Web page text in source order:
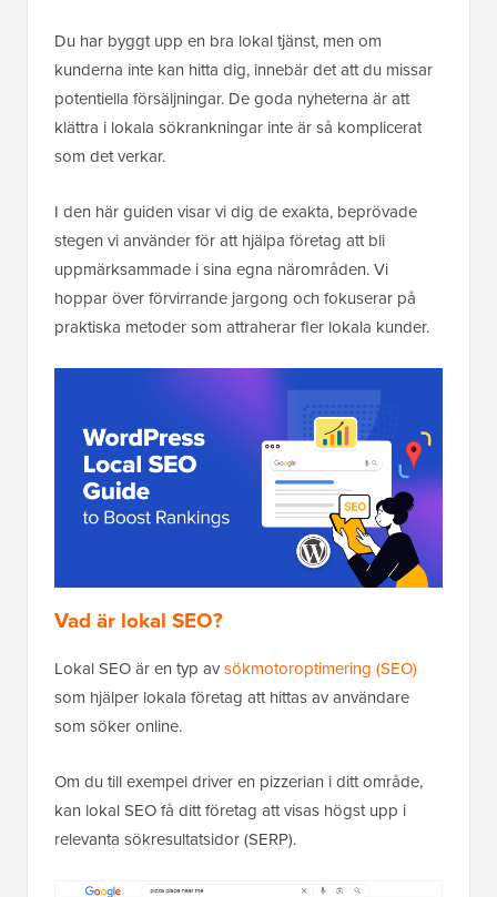
Du har byggt upp en bra lokal tjänst, men om
kunderna inte kan hitta dig, innebär det att du missar
potentiella försäljningar. De goda nyheterna är att
klättra i lokala sökrankningar inte är så komplicerat
som det verkar.
I den här guiden visar vi dig de exakta, beprövade
stegen vi använder för att hjälpa företag att bli
uppmärksammade i sina egna närområden. Vi
hoppar över förvirrande jargong och fokuserar på
praktiska metoder som attraherar fler lokala kunder.
Vad är lokal SEO?
Lokal SEO är en typ avsökmotoroptimering (SEO)
som hjälper lokala företag att hittas av användare
som söker online.
Om du till exempel driver en pizzerian i ditt område,
kan lokal SEO få ditt företag att visas högst upp i
relevanta sökresultatsidor (SERP).